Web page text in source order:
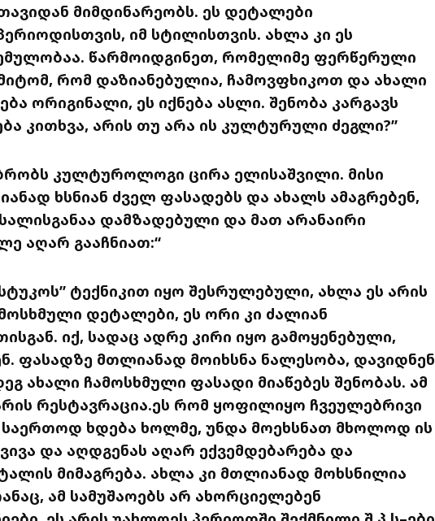
მიმდინარეობს. ეს დეტალები
იმ სტილისთვის. ახლა კი ეს
წარმოიდგინეთ, რომელიმე ფერწერული
რომ დაზიანებულია, ჩამოვფხიკოთ და ახალი
ორიგინალი, ეს იქნება ასლი. შენობა კარგავს
კითხვა, არის თუ არა ის კულტურული ძეგლი?”
კულტუროლოგი ცირა ელისაშვილი. მისი
ხსნიან ძველ ფასადებს და ახალს ამაგრებენ,
დამზადებული და მათ არანაირი
აღარ გააჩნიათ:“
ტექნიკით იყო შესრულებული, ახლა ეს არის
დეტალები, ეს ორი კი ძალიან
იქ, სადაც ადრე კირი იყო გამოყენებული,
ფასადზე მთლიანად მოიხსნა ნალესობა, დავიდნენ
ახალი ჩამოსხმული ფასადი მიაწებეს შენობას. ამ
რესტავრაცია.ეს რომ ყოფილიყო ჩვეულებრივი
ხდება ხოლმე, უნდა მოეხსნათ მხოლოდ ის
და აღდგენას აღარ ექვემდებარება და
მიმაგრება. ახლა კი მთლიანად მოხსნილია
ამ სამუშაოებს არ ახორციელებენ